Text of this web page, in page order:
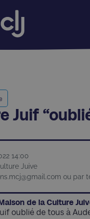
Juif
14:00
Juive
ou par
de la Culture
oublié de tous à